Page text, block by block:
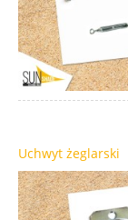
Uchwyt żeglarski